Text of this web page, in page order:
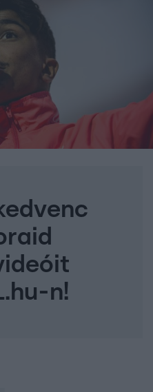
n!